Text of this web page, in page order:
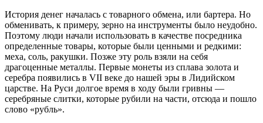
История денег началась с товарного обмена, или бартера. Но
обменивать, к примеру, зерно на инструменты было неудобно.
Поэтому люди начали использовать в качестве посредника
определенные товары, которые были ценными и редкими:
меха, соль, ракушки. Позже эту роль взяли на себя
драгоценные металлы. Первые монеты из сплава золота и
серебра появились в VII веке до нашей эры в Лидийском
царстве. На Руси долгое время в ходу были гривны —
серебряные слитки, которые рубили на части, отсюда и пошло
слово «рубль».